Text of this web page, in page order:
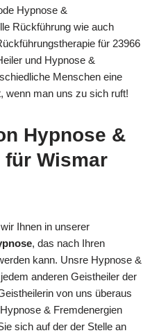
Hypnose &
Rückführung wie auch
für 23966
und Hypnose &
Menschen eine
wenn man uns zu sich ruft!
Hypnose &
für Wismar
Ihnen in unserer
, das nach Ihren
kann. Unsre Hypnose &
anderen Geistheiler der
von uns überaus
& Fremdenergien
sich auf der der Stelle an